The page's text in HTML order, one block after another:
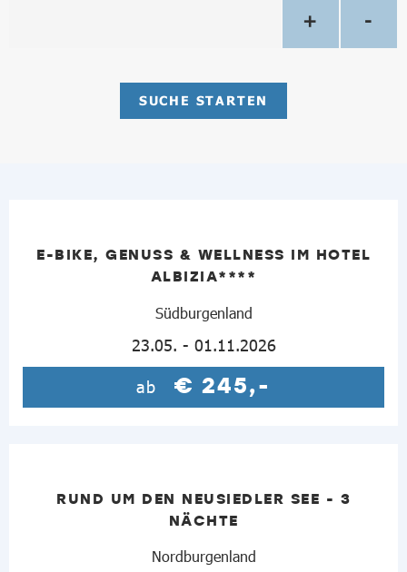
+ -
SUCHE STARTEN
E-BIKE, GENUSS & WELLNESS IM HOTEL
ALBIZIA****
Südburgenland
23.05. - 01.11.2026
ab € 245,-
RUND UM DEN NEUSIEDLER SEE - 3
NÄCHTE
Nordburgenland